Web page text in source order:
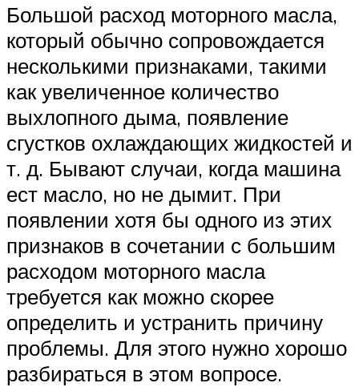
Большой расход моторного масла,
который обычно сопровождается
несколькими признаками, такими
как увеличенное количество
выхлопного дыма, появление
сгустков охлаждающих жидкостей и
т. д. Бывают случаи, когда машина
ест масло, но не дымит. При
появлении хотя бы одного из этих
признаков в сочетании с большим
расходом моторного масла
требуется как можно скорее
определить и устранить причину
проблемы. Для этого нужно хорошо
разбираться в этом вопросе.